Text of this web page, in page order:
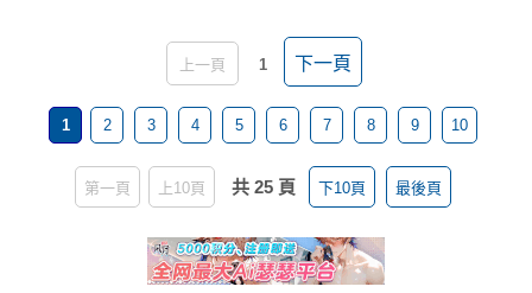
上一頁 1 下一頁
1 2 3 4 5 6 7 8 9 10
第一頁 上10頁 共 25 頁 下10頁 最後頁